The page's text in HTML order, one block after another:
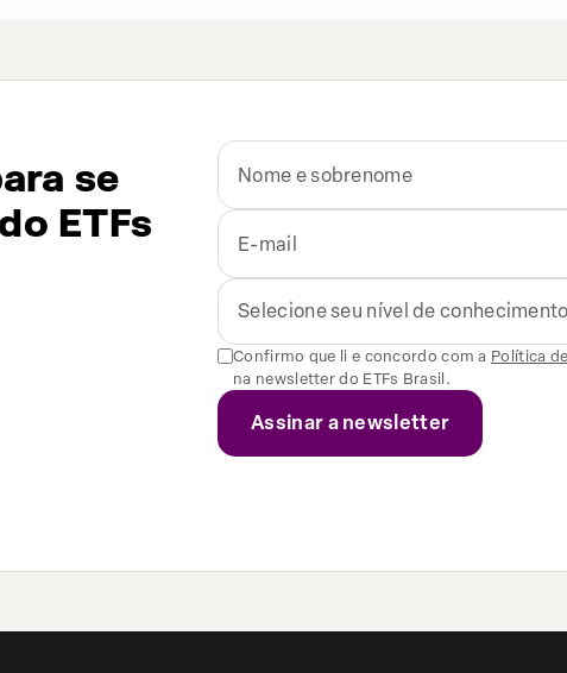
se
ETFs
Selecione seu nível de conhecimento
Confirmo que li e concordo com a Política
na newsletter do ETFs Brasil.